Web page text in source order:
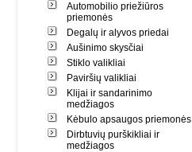
Automobilio priežiūros
priemonės
Degalų ir alyvos priedai
Aušinimo skysčiai
Stiklo valikliai
Paviršių valikliai
Klijai ir sandarinimo
medžiagos
Kėbulo apsaugos priemonės
Dirbtuvių purškikliai ir
medžiagos